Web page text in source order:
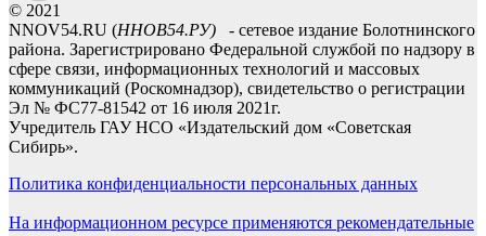
© 2021
NNOV54.RU (ННОВ54.РУ) - сетевое издание Болотнинского
района. Зарегистрировано Федеральной службой по надзору в
сфере связи, информационных технологий и массовых
коммуникаций (Роскомнадзор), свидетельство о регистрации
Эл № ФС77-81542 от 16 июля 2021г.
Учредитель ГАУ НСО «Издательский дом «Советская
Сибирь».
Политика конфиденциальности персональных данных
На информационном ресурсе применяются рекомендательные